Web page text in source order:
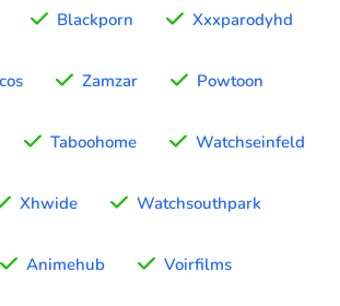
Blackporn Xxxparodyhd
Zamzar Powtoon
Taboohome Watchseinfeld
Xhwide Watchsouthpark
Animehub Voirfilms